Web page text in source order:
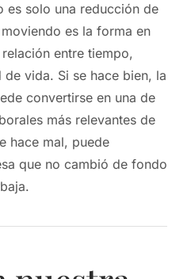
es solo una reducción de
es la forma en
entre tiempo,
vida. Si se hace bien, la
convertirse en una de
más relevantes de
hace mal, puede
que no cambió de fondo